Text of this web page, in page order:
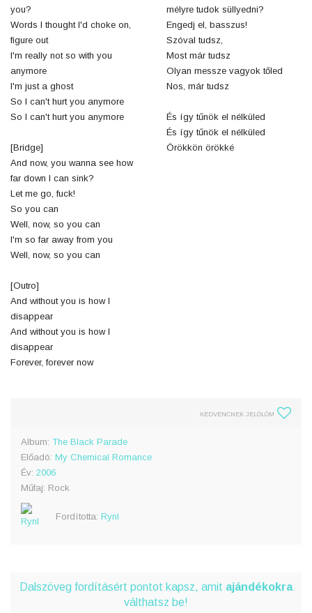
you?
Words I thought I'd choke on,
figure out
I'm really not so with you
anymore
I'm just a ghost
So I can't hurt you anymore
So I can't hurt you anymore
[Bridge]
And now, you wanna see how
far down I can sink?
Let me go, fuck!
So you can
Well, now, so you can
I'm so far away from you
Well, now, so you can
[Outro]
And without you is how I
disappear
And without you is how I
disappear
Forever, forever now
mélyre tudok süllyedni?
Engedj el, basszus!
Szóval tudsz,
Most már tudsz
Olyan messze vagyok tőled
Nos, már tudsz
És így tűnök el nélküled
És így tűnök el nélküled
Örökkön örökké
KEDVENCNEK JELÖLÖM
Album: The Black Parade
Előadó: My Chemical Romance
Év: 2006
Műfaj: Rock
Fordította: Rynl
Dalszöveg fordításért pontot kapsz, amit ajándékokra
válthatsz be!